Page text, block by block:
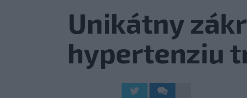
Unikátny
hypertenziu